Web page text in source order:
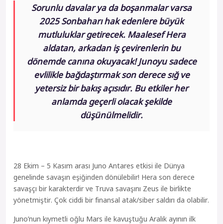
Sorunlu davalar ya da boşanmalar varsa
2025 Sonbaharı hak edenlere büyük
mutluluklar getirecek. Maalesef Hera
aldatan, arkadan iş çevirenlerin bu
dönemde canına okuyacak! Junoyu sadece
evlilikle bağdaştırmak son derece sığ ve
yetersiz bir bakış açısıdır. Bu etkiler her
anlamda geçerli olacak şekilde
düşünülmelidir.
28 Ekim – 5 Kasım arası Juno Antares etkisi ile Dünya
genelinde savaşın eşiğinden dönülebilir! Hera son derece
savaşçı bir karakterdir ve Truva savaşını Zeus ile birlikte
yönetmiştir. Çok ciddi bir finansal atak/siber saldırı da olabilir.
Juno’nun kıymetli oğlu Mars ile kavuştuğu Aralık ayının ilk